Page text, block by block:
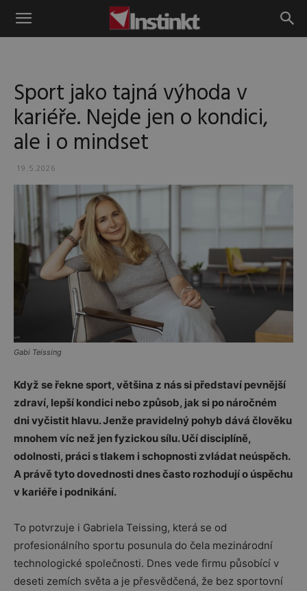
Instinkt
Sport jako tajná výhoda v
kariéře. Nejde jen o kondici,
ale i o mindset
19.5.2026
Gabi Teissing
Když se řekne sport, většina z nás si představí pevnější
zdraví, lepší kondici nebo způsob, jak si po náročném
dni vyčistit hlavu. Jenže pravidelný pohyb dává člověku
mnohem víc než jen fyzickou sílu. Učí disciplíně,
odolnosti, práci s tlakem i schopnosti zvládat neúspěch.
A právě tyto dovednosti dnes často rozhodují o úspěchu
v kariéře i podnikání.
To potvrzuje i Gabriela Teissing, která se od
profesionálního sportu posunula do čela mezinárodní
technologické společnosti. Dnes vede firmu působící v
deseti zemích světa a je přesvědčená, že bez sportovní